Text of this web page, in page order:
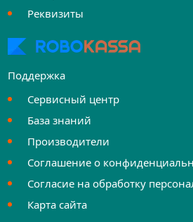
Реквизиты
Поддержка
Сервисный центр
База знаний
Производители
Соглашение о
Согласие на обработку
Карта сайта